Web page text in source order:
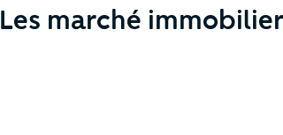
Les marché